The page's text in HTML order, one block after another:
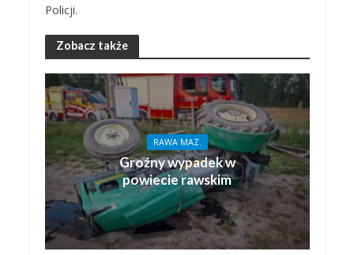
Policji.
Zobacz także
RAWA MAZ.
Groźny wypadek w
powiecie rawskim